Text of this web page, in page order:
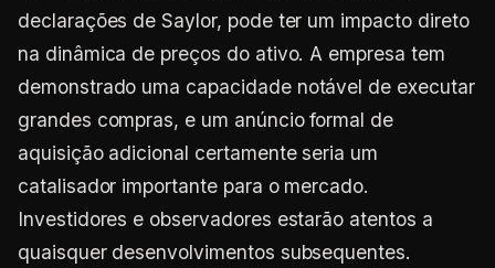
declarações de Saylor, pode ter um impacto direto
na dinâmica de preços do ativo. A empresa tem
demonstrado uma capacidade notável de executar
grandes compras, e um anúncio formal de
aquisição adicional certamente seria um
catalisador importante para o mercado.
Investidores e observadores estarão atentos a
quaisquer desenvolvimentos subsequentes.